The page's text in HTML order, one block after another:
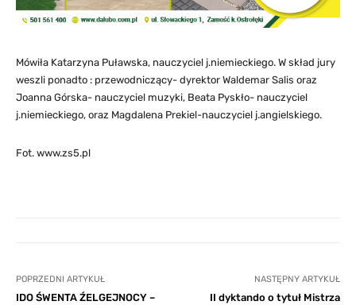
Mówiła Katarzyna Puławska, nauczyciel j.niemieckiego. W skład jury
weszli ponadto : przewodniczący- dyrektor Waldemar Salis oraz
Joanna Górska- nauczyciel muzyki, Beata Pyskło- nauczyciel
j.niemieckiego, oraz Magdalena Prekiel-nauczyciel j.angielskiego.
Fot. www.zs5.pl
POPRZEDNI ARTYKUŁ
IDO ŚWENTA ŹELGEJNOCY –
NASTĘPNY ARTYKUŁ
II dyktando o tytuł Mistrza